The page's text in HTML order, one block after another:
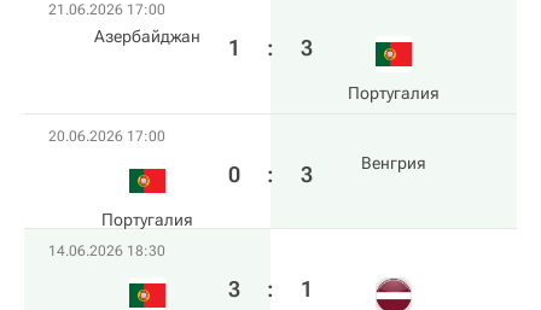
21.06.2026 17:00
Азербайджан 1 : 3
Португалия
20.06.2026 17:00
Португалия
0 : 3 Венгрия
14.06.2026 18:30
3 : 1